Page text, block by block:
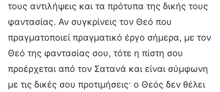
τους αντιλήψεις και τα πρότυπα της δικής τους
φαντασίας. Αν συγκρίνεις τον Θεό που
πραγματοποιεί πραγματικό έργο σήμερα, με τον
Θεό της φαντασίας σου, τότε η πίστη σου
προέρχεται από τον Σατανά και είναι σύμφωνη
με τις δικές σου προτιμήσεις· ο Θεός δεν θέλει